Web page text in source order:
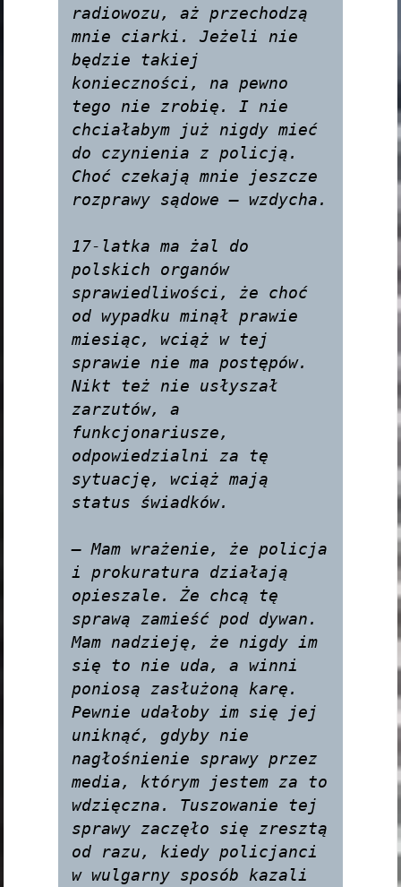
radiowozu, aż przechodzą
mnie ciarki. Jeżeli nie
będzie takiej
konieczności, na pewno
tego nie zrobię. I nie
chciałabym już nigdy mieć
do czynienia z policją.
Choć czekają mnie jeszcze
rozprawy sądowe — wzdycha.
17-latka ma żal do
polskich organów
sprawiedliwości, że choć
od wypadku minął prawie
miesiąc, wciąż w tej
sprawie nie ma postępów.
Nikt też nie usłyszał
zarzutów, a
funkcjonariusze,
odpowiedzialni za tę
sytuację, wciąż mają
status świadków.
— Mam wrażenie, że policja
i prokuratura działają
opieszale. Że chcą tę
sprawą zamieść pod dywan.
Mam nadzieję, że nigdy im
się to nie uda, a winni
poniosą zasłużoną karę.
Pewnie udałoby im się jej
uniknąć, gdyby nie
nagłośnienie sprawy przez
media, którym jestem za to
wdzięczna. Tuszowanie tej
sprawy zaczęło się zresztą
od razu, kiedy policjanci
w wulgarny sposób kazali